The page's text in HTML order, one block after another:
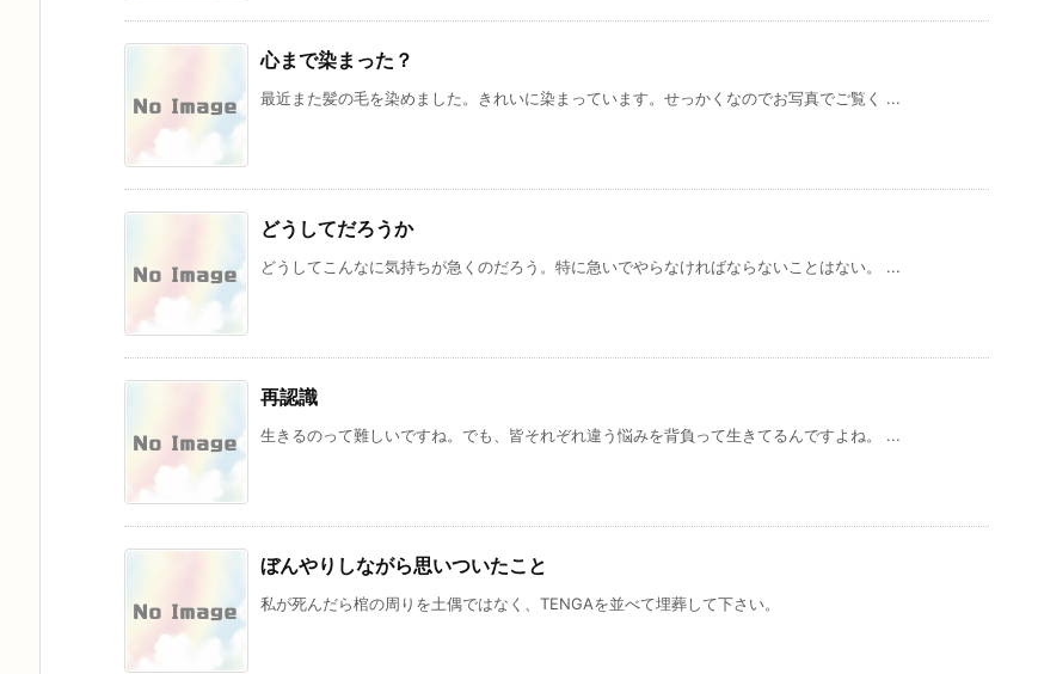
心まで染まった？
最近また髪の毛を染めました。きれいに染まっています。せっかくなのでお写真でご覧く ...
どうしてだろうか
どうしてこんなに気持ちが急くのだろう。特に急いでやらなければならないことはない。 ...
再認識
生きるのって難しいですね。でも、皆それぞれ違う悩みを背負って生きてるんですよね。 ...
ぼんやりしながら思いついたこと
私が死んだら棺の周りを土偶ではなく、TENGAを並べて埋葬して下さい。